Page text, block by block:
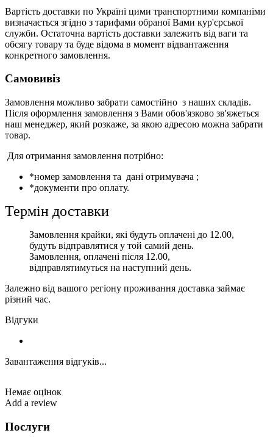
Вартість доставки по Україні цими транспортними компаніми
визначається згідно з тарифами обраної Вами кур'єрської
служби. Остаточна вартість доставки залежить від ваги та
обсягу товару та буде відома в момент відвантаження
конкретного замовлення.
Самовивіз
Замовлення можливо забрати самостійно з наших складів.
Після оформлення замовлення з Вами обов'язково зв'яжеться
наш менеджер, який розкаже, за якою адресою можна забрати
товар.
Для отримання замовлення потрібно:
*номер замовлення та дані отримувача ;
*документи про оплату.
Термін доставки
Замовлення крайки, які будуть оплачені до 12.00,
будуть відправлятися у той самий день.
Замовлення, оплачені після 12.00,
відправлятимуться на наступний день.
Залежно від вашого регіону проживання доставка займає
різний час.
Відгуки
Завантаження відгуків...
Немає оцінок
Add a review
Послуги